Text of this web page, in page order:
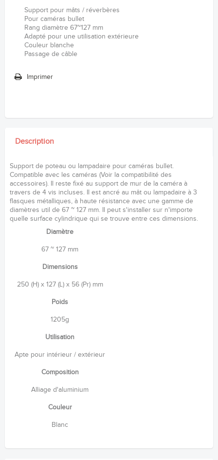
Support pour mâts / réverbères
Pour caméras bullet
Rang diamètre 67~127 mm
Adapté pour une utilisation extérieure
Couleur blanche
Passage de câble
Imprimer
Description
Support de poteau ou lampadaire pour caméras bullet.
Compatible avec les caméras (Voir la compatibilité des
accessoires). Il reste fixé au support de mur de la caméra à
travers de 4 vis incluses. Il est ancré au mât ou lampadaire à 3
flasques métalliques, à haute résistance avec une gamme de
diamètres util de 67 ~ 127 mm. Il peut s'installer sur n'importe
quelle surface cylindrique qui se trouve entre ces dimensions.
Diamètre
67 ~ 127 mm
Dimensions
250 (H) x 127 (L) x 56 (Pr) mm
Poids
1205g
Utilisation
Apte pour intérieur / extérieur
Composition
Alliage d'aluminium
Couleur
Blanc